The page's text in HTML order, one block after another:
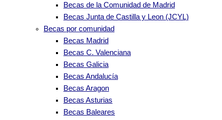
Becas de la Comunidad de Madrid
Becas Junta de Castilla y Leon (JCYL)
Becas por comunidad
Becas Madrid
Becas C. Valenciana
Becas Galicia
Becas Andalucía
Becas Aragon
Becas Asturias
Becas Baleares